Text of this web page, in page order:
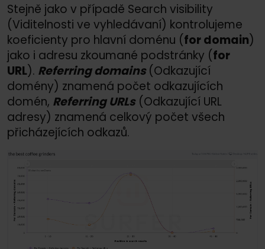
Stejně jako v případě Search visibility
(Viditelnosti ve vyhledávaní) kontrolujeme
koeficienty pro hlavní doménu (for domain)
jako i adresu zkoumané podstránky (for
URL). Referring domains(Odkazující
domény) znamená počet odkazujících
domén, Referring URLs(Odkazující URL
adresy) znamená celkový počet všech
přicházejících odkazů.